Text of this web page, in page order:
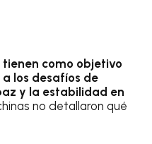
como objetivo
los desafíos de
y la estabilidad en
no detallaron qué